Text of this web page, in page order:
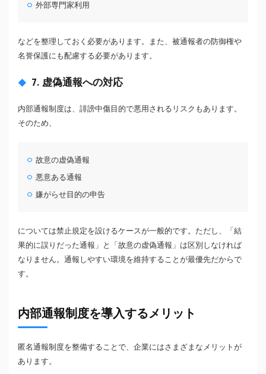
外部専門家利用
などを整理しておく必要があります。また、被通報者の防御権や
名誉保護にも配慮する必要があります。
7. 虚偽通報への対応
内部通報制度は、誹謗中傷目的で悪用されるリスクもあります。
そのため、
故意の虚偽通報
悪意ある通報
嫌がらせ目的の申告
については禁止規定を設けるケースが一般的です。ただし、「結
果的に誤りだった通報」と「故意の虚偽通報」は区別しなければ
なりません。通報しやすい環境を維持することが最優先だからで
す。
内部通報制度を導入するメリット
匿名通報制度を整備することで、企業にはさまざまなメリットが
あります。